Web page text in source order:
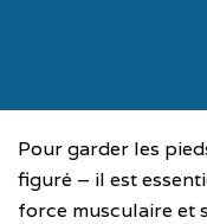
Pour garder les
figuré – il est
force musculaire et